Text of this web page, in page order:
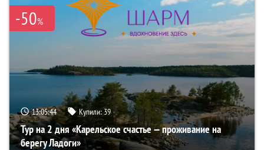
-50%
13:05:43 Купили:39
Тур на 2 дня «Карельское счастье — проживание на
берегу Ладоги»